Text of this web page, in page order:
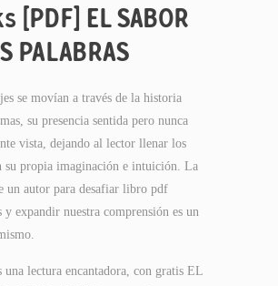
[PDF] EL SABOR
PALABRAS
se movían a través de la historia
su presencia sentida pero nunca
vista, dejando al lector llenar los
su propia imaginación e intuición. La
un autor para desafiar libro pdf
y expandir nuestra comprensión es un
una lectura encantadora, con gratis EL